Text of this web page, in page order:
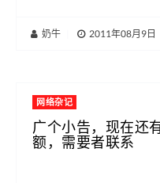
奶牛 2011年08月9日
网络杂记
广个小告，现在
额，需要者联系